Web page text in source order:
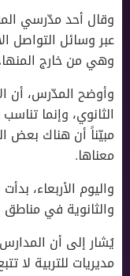
وقال أحد مدّرسي
عبر وسائل التواصل
وهي من خارج
وأوضح المدّرس، أن
الثانوي، وإنما
مبيّناً أن هناك بعض
معناها.
واليوم الأربعاء،
والثانوية في
يُشار إلى أن
مديريات للتربية لا